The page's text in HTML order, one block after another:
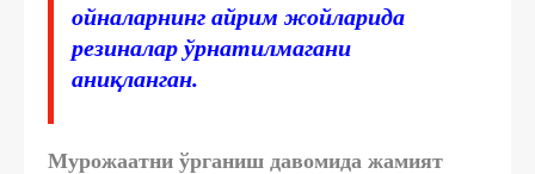
ойналарнинг айрим жойларида
резиналар ўрнатилмагани
аниқланган.
Мурожаатни ўрганиш давомида жамият